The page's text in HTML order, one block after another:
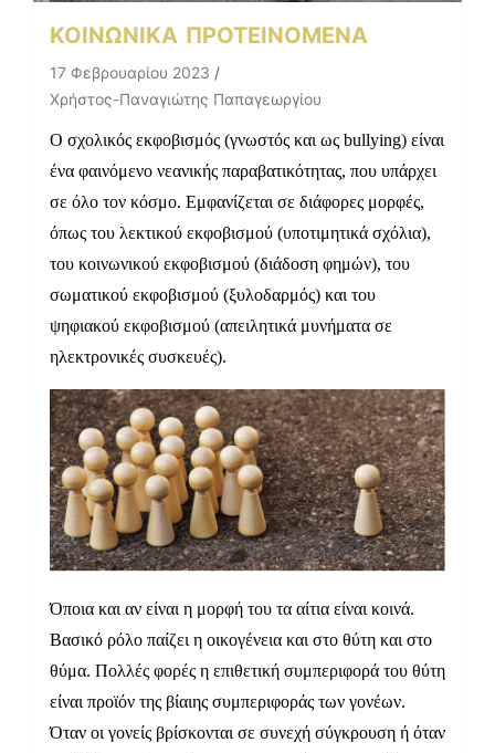
ΚΟΙΝΩΝΙΚΑ ΠΡΟΤΕΙΝΟΜΕΝΑ
17 Φεβρουαρίου 2023
Χρήστος-Παναγιώτης Παπαγεωργίου
Ο σχολικός εκφοβισμός (γνωστός και ως bullying) είναι
ένα φαινόμενο νεανικής παραβατικότητας, που υπάρχει
σε όλο τον κόσμο. Εμφανίζεται σε διάφορες μορφές,
όπως του λεκτικού εκφοβισμού (υποτιμητικά σχόλια),
του κοινωνικού εκφοβισμού (διάδοση φημών), του
σωματικού εκφοβισμού (ξυλοδαρμός) και του
ψηφιακού εκφοβισμού (απειλητικά μυνήματα σε
ηλεκτρονικές συσκευές).
Όποια και αν είναι η μορφή του τα αίτια είναι κοινά.
Βασικό ρόλο παίζει η οικογένεια και στο θύτη και στο
θύμα. Πολλές φορές η επιθετική συμπεριφορά του θύτη
είναι προϊόν της βίαιης συμπεριφοράς των γονέων.
Όταν οι γονείς βρίσκονται σε συνεχή σύγκρουση ή όταν